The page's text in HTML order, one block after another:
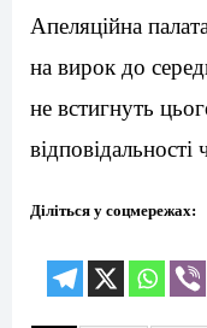
Апеляційна
на вирок до
не встигнуть
Діліться у соцмережах: